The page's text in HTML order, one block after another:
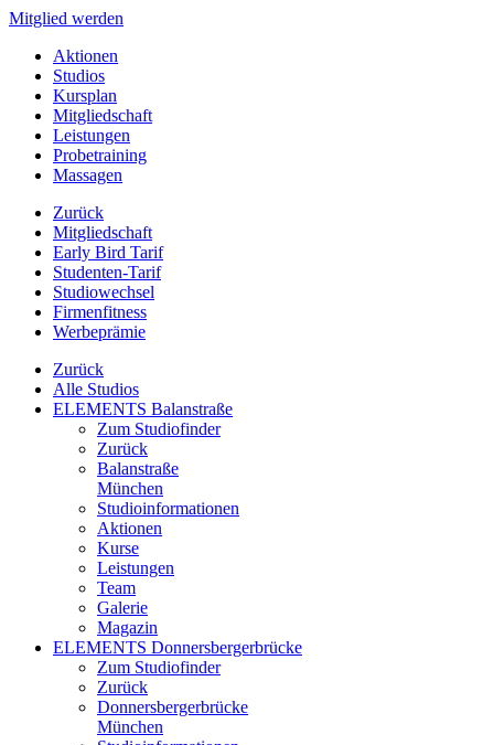
Mitglied werden
Aktionen
Studios
Kursplan
Mitgliedschaft
Leistungen
Probetraining
Massagen
Zurück
Mitgliedschaft
Early Bird Tarif
Studenten-Tarif
Studiowechsel
Firmenfitness
Werbeprämie
Zurück
Alle Studios
ELEMENTS Balanstraße
Zum Studiofinder
Zurück
Balan­straße
München
Studioinformationen
Aktionen
Kurse
Leistungen
Team
Galerie
Magazin
ELEMENTS Donnersbergerbrücke
Zum Studiofinder
Zurück
Donners­berger­brücke
München